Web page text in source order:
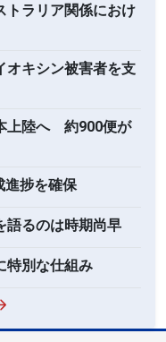
トラリア関係におけ
オキシン被害者を支
上陸へ 約900便が
進捗を確保
語るのは時期尚早
特別な仕組み